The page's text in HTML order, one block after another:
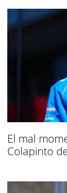
El mal
Colapinto